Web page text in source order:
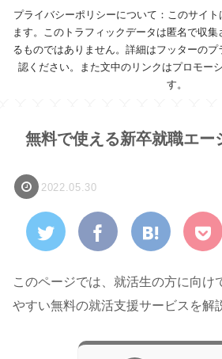
プライバシーポリシーについて：このサイ
ます。このトラフィックデータは匿名で収
るものではありません。詳細はフッターの
認ください。また文中のリンクはプロモー
す。
無料で使える新卒就職エー
2022.05.30
このページでは、就活生の方に向け
やすい無料の就活支援サービスを解